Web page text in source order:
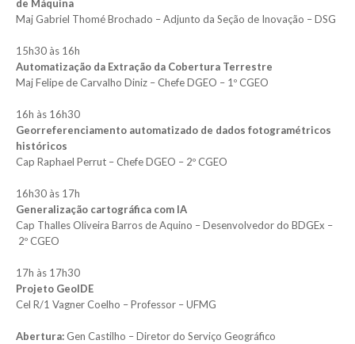
de Máquina
Maj Gabriel Thomé Brochado – Adjunto da Seção de Inovação – DSG
15h30 às 16h
Automatização da Extração da Cobertura Terrestre
Maj Felipe de Carvalho Diniz – Chefe DGEO – 1º CGEO
16h às 16h30
Georreferenciamento automatizado de dados fotogramétricos
históricos
Cap Raphael Perrut – Chefe DGEO – 2º CGEO
16h30 às 17h
Generalização cartográfica com IA
Cap Thalles Oliveira Barros de Aquino – Desenvolvedor do BDGEx –
2º CGEO
17h às 17h30
Projeto GeoIDE
Cel R/1 Vagner Coelho – Professor – UFMG
Abertura: Gen Castilho – Diretor do Serviço Geográfico